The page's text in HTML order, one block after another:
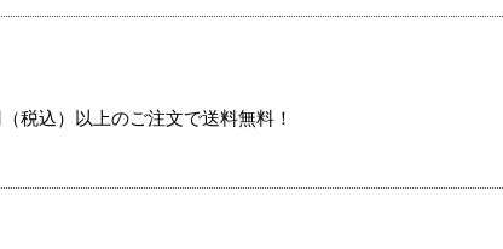
税込）以上のご注文で送料無料！